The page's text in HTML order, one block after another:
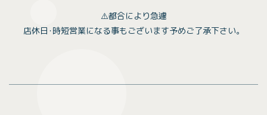
⚠️都合により急遽
店休日･時短営業になる事もございます予めご了承下さい。